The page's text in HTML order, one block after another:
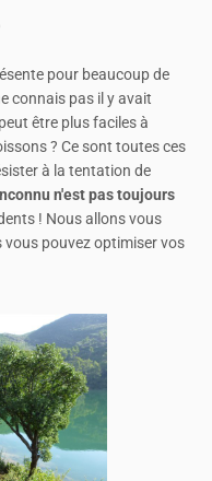
pour beaucoup de
connais pas il y avait
être plus faciles à
? Ce sont toutes ces
à la tentation de
n'est pas toujours
! Nous allons vous
pouvez optimiser vos